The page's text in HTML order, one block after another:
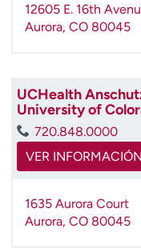
12605 E. 16th
Aurora, CO 80045
UCHealth
University of
720.848.0000
VER INFORMACIÓN
1635 Aurora Court
Aurora, CO 80045